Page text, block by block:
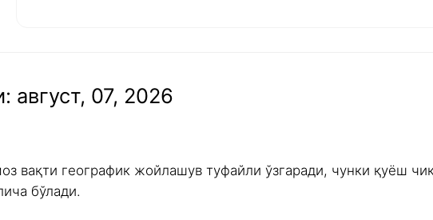
август, 07, 2026
вақти географик жойлашув туфайли ўзгаради, чунки қуёш
бўлади.